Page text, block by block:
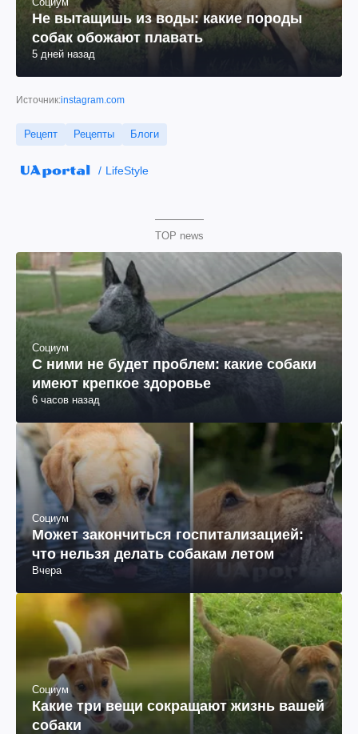
Не вытащишь из воды: какие породы
собак обожают плавать
5 дней назад
Источник:instagram.com
Рецепт Рецепты Блоги
LifeStyle
TOP news
Социум
С ними не будет проблем: какие собаки
имеют крепкое здоровье
6 часов назад
Социум
Может закончиться госпитализацией:
что нельзя делать собакам летом
Вчера
Социум
Какие три вещи сокращают жизнь вашей
собаки